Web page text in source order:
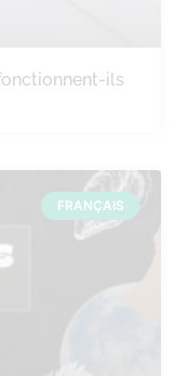
ils
FRANÇAIS